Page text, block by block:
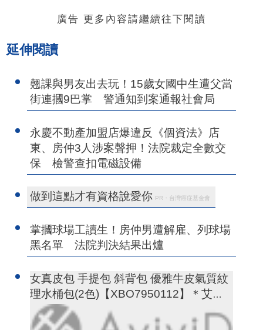
廣告 更多內容請繼續往下閱讀
延伸閱讀
翹課與男友出去玩！15歲女國中生遭父當
街連摑9巴掌 警通知到案通報社會局
永慶不動產加盟店爆違反《個資法》店
東、房仲3人涉案聲押！法院裁定全數交
保 檢警查扣電磁設備
做到這點才有資格說愛你 PR・台灣癌症基金會
掌摑球場工讀生！房仲男遭解雇、列球場
黑名單 法院判決結果出爐
女真皮包 手提包 斜背包 優雅牛皮氣質紋
理水桶包(2色)【XBO7950112】＊艾美
時尚(現+預)